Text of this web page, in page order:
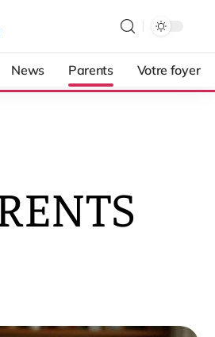
News Parents Votre foyer